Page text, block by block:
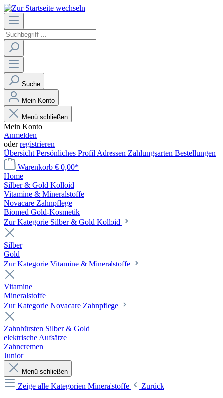
Suche
Mein Konto
Menü schließen
Mein Konto
Anmelden
oderregistrieren
Übersicht Persönliches Profil Adressen Zahlungsarten Bestellungen
Warenkorb € 0,00*
Home
Silber & Gold Kolloid
Vitamine & Mineralstoffe
Novacare Zahnpflege
Biomed Gold-Kosmetik
Zur Kategorie Silber & Gold Kolloid
Silber
Gold
Zur Kategorie Vitamine & Mineralstoffe
Vitamine
Mineralstoffe
Zur Kategorie Novacare Zahnpflege
Zahnbürsten Silber & Gold
elektrische Aufsätze
Zahncremen
Junior
Menü schließen
Zeige alle Kategorien Mineralstoffe
Zurück